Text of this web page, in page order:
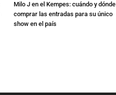
Milo J en el Kempes: cuándo y dónde
comprar las entradas para su único
show en el país